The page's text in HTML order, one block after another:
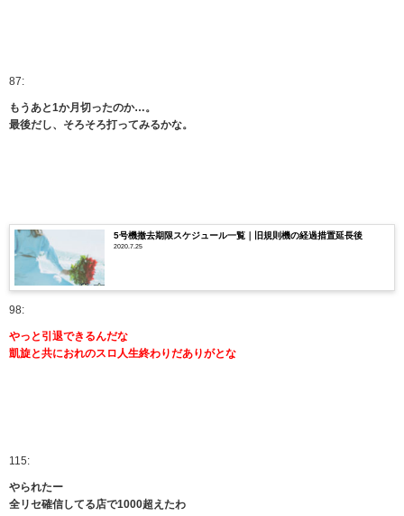
87:
もうあと1か月切ったのか…。
最後だし、そろそろ打ってみるかな。
5号機撤去期限スケジュール一覧｜旧規則機の経過措置延長後
2020.7.25
98:
やっと引退できるんだな
凱旋と共におれのスロ人生終わりだありがとな
115:
やられたー
全リセ確信してる店で1000超えたわ